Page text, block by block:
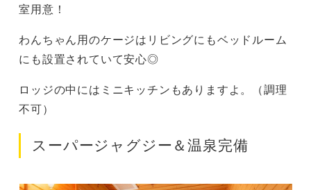
室用意！
わんちゃん用のケージはリビングにもベッドルーム
にも設置されていて安心◎
ロッジの中にはミニキッチンもありますよ。（調理
不可）
スーパージャグジー＆温泉完備